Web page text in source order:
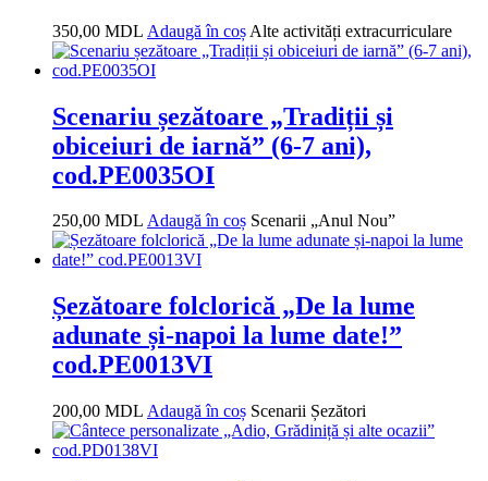
350,00 MDL Adaugă în coș Alte activități extracurriculare
Scenariu șezătoare „Tradiții și
obiceiuri de iarnă” (6-7 ani),
cod.PE0035OI
250,00 MDL Adaugă în coș Scenarii „Anul Nou”
Șezătoare folclorică „De la lume
adunate și-napoi la lume date!”
cod.PE0013VI
200,00 MDL Adaugă în coș Scenarii Șezători